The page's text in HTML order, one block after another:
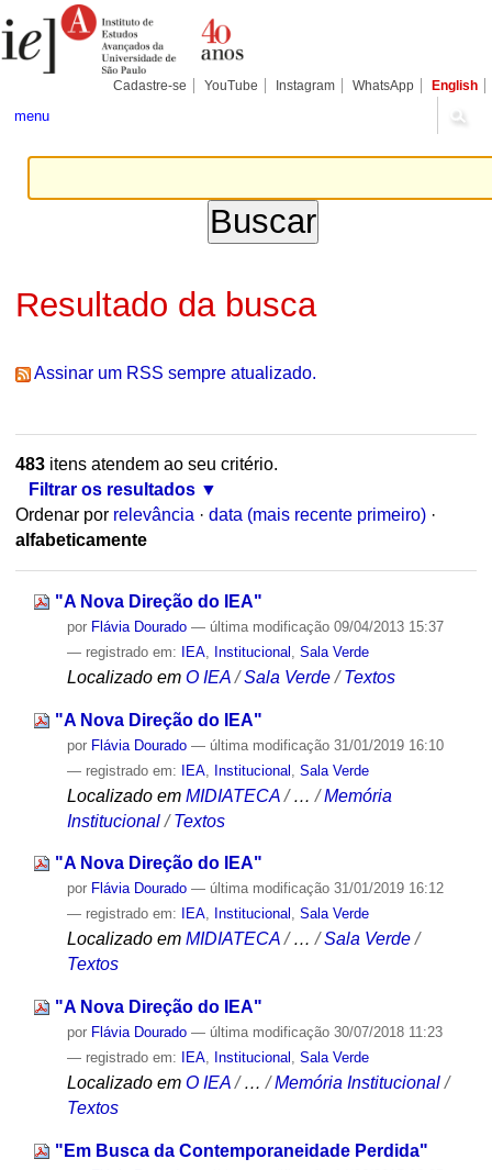
para
conteúdo.
Pessoais
Cadastre-se YouTube Instagram WhatsApp English
menu
Resultado da busca
Assinar um RSS sempre atualizado.
483itens atendem ao seu critério.
Filtrar os resultados
Ordenar por relevância · data (mais recente primeiro) ·
alfabeticamente
"A Nova Direção do IEA"
por Flávia Dourado — última modificação09/04/2013 15:37
— registrado em:
IEA, Institucional Sala Verde
Localizado em O IEA /Sala Verde /Textos
"A Nova Direção do IEA"
por Flávia Dourado — última modificação31/01/2019 16:10
— registrado em: IEA, Institucional Sala Verde
Localizado em MIDIATECA /…/Memória
Institucional /Textos
"A Nova Direção do IEA"
por Flávia Dourado — última modificação31/01/2019 16:12
— registrado em:
IEA, Institucional , Sala Verde
Localizado em MIDIATECA /…/Sala Verde /
Textos
"A Nova Direção do IEA"
por Flávia Dourado — última modificação30/07/2018 11:23
— registrado em:
IEA, Institucional , Sala Verde
Localizado em O IEA /…/Memória Institucional /
Textos
"Em Busca da Contemporaneidade Perdida"